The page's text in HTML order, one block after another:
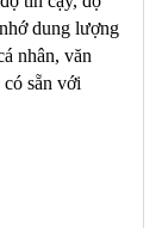
dung lượng
nhân, văn
sẵn với